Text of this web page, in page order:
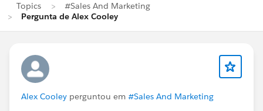
Topics
#Sales And Marketing
Pergunta de Alex Cooley
Alex Cooley perguntou em #Sales And Marketing